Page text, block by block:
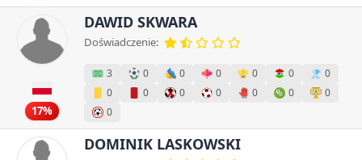
17%
DAWID SKWARA
Doświadczenie:
3 0 0 0 0 0
0
0
0 0 0 0 0
0
0
DOMINIK LASKOWSKI